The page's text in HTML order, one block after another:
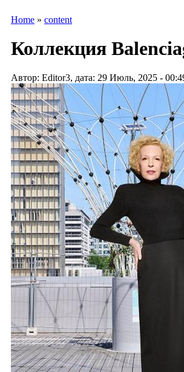
Home » content
Коллекция
Автор: Editor3, дата: 29 Июль, 2025 -